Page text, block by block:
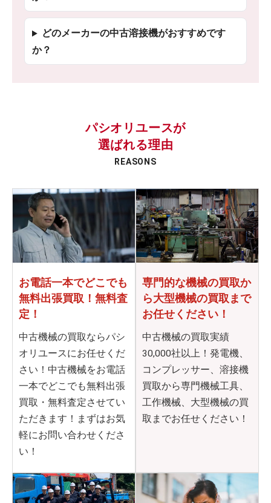
どのメーカーの中古溶接機がおすすめです
か？
パシオリユースが
選ばれる理由
REASONS
お電話一本でどこでも
無料出張買取！無料査
定！
中古機械の買取ならパシ
オリユースにお任せくだ
さい！中古機械をお電話
一本でどこでも無料出張
買取・無料査定させてい
ただきます！まずはお気
軽にお問い合わせくださ
い！
専門的な機械の買取か
ら大型機械の買取まで
お任せください！
中古機械の買取実績
30,000社以上！発電機、
コンプレッサー、溶接機
買取から専門機械工具、
工作機械、大型機械の買
取までお任せください！